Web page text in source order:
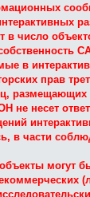
в число
в
прав
не несет
в части
могут